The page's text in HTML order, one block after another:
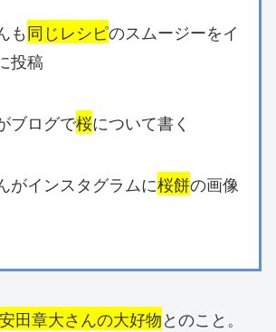
も同じレシピのスムージーをイ
投稿
ブログで桜について書く
がインスタグラムに桜餅の画像
田章大さんの大好物とのこと。